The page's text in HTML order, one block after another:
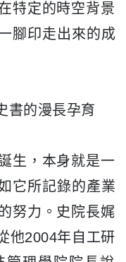
特定的時空背景
腳印走出來的成
書的漫長孕育
生， 本身就是一
它所記錄的產業
努力。史院長娓
他2004年自工研